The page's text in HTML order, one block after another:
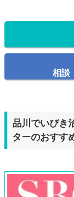
相談
品川でいびき
ターのおすす